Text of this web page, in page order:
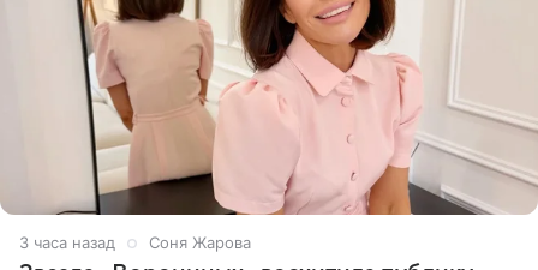
3 часа назад Соня Жарова